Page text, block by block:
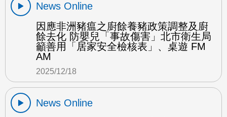
News Online
因應非洲豬瘟之廚餘養豬政策調整及廚
餘去化 防嬰兒「事故傷害」北市衛生局
籲善用「居家安全檢核表」、桌遊 FM
AM
2025/12/18
News Online